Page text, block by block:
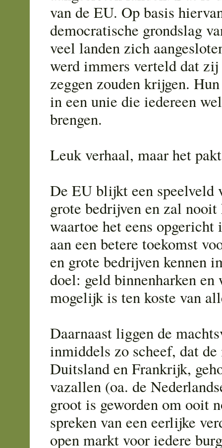
van de EU. Op basis
democratische grondslag
veel landen zich
werd immers verteld dat
zeggen zouden krijgen.
in een unie die iedereen
brengen.
Leuk verhaal, maar het
De EU blijkt een speelveld
grote bedrijven en zal
waartoe het eens opgericht
aan een betere toekomst
en grote bedrijven kennen
doel: geld binnenharken en
mogelijk is ten koste van
Daarnaast liggen de
inmiddels zo scheef, dat de
Duitsland en Frankrijk,
vazallen (oa. de
groot is geworden om ooit
spreken van een eerlijke
open markt voor iedere